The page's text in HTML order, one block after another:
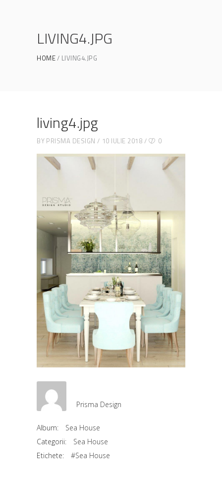
LIVING4.JPG
HOME LIVING4.JPG
living4.jpg
BY PRISMA DESIGN 10 IULIE 2018 0
Prisma Design
Album:
Sea House
Categorii:
Sea House
Etichete:
#Sea House